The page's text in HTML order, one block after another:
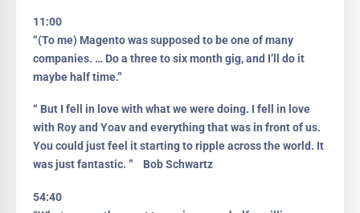
11:00
“(To me) Magento was supposed to be one of many
companies. … Do a three to six month gig, and I’ll do it
maybe half time.”
“ But I fell in love with what we were doing. I fell in love
with Roy and Yoav and everything that was in front of us.
You could just feel it starting to ripple across the world. It
was just fantastic. ” Bob Schwartz
54:40